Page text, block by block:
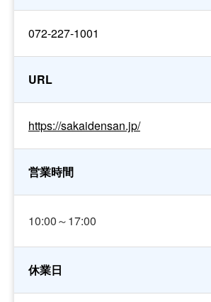
072-227-1001
URL
https://sakaidensan.jp/
営業時間
10:00～17:00
休業日